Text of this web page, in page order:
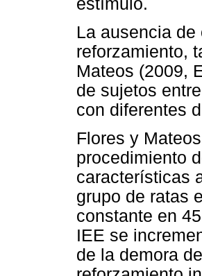
La ausencia
reforzamiento,
Mateos (2009,
de sujetos
con diferentes
Flores y
procedimiento
características
grupo de ratas
constante en
IEE se
de la demora